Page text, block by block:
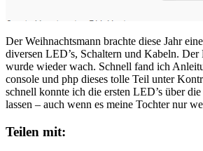
Der Weihnachtsmann brachte diese Jahr
diversen LED’s, Schaltern und Kabeln.
wurde wieder wach. Schnell fand ich
console und php dieses tolle Teil unter
schnell konnte ich die ersten LED’s über
lassen – auch wenn es meine Tochter nur
Teilen mit: